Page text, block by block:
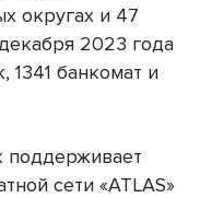
округах и 47
2023 года
1341 банкомат и
поддерживает
сети «ATLAS»